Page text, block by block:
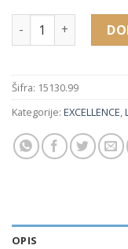
15130.99 lesena
Šifra: 15130.99
Kategorije: EXCELLENCE
OPIS